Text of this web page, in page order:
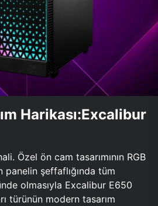
Harikası:Excalibur
Özel ön cam tasarımının RGB
şeffaflığında tüm
olmasıyla Excalibur E650
türünün modern tasarım